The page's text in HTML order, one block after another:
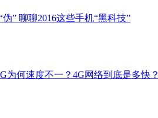
” 聊聊2016这些手机“黑科技”
为何速度不一？4G网络到底是多快？